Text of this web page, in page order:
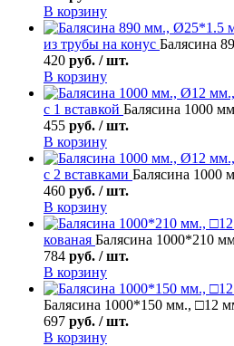
В корзину
из трубы на конус Балясина
420 руб. / шт.
В корзину
с 1 вставкой Балясина 1000
455 руб. / шт.
В корзину
с 2 вставками Балясина 1000
460 руб. / шт.
В корзину
кованая Балясина 1000*210
784 руб. / шт.
В корзину
Балясина 1000*150 мм., □12
697 руб. / шт.
В корзину